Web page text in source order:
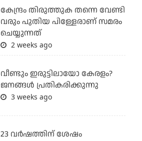
കേന്ദ്രം തിരുത്തുക തന്നെ വേണ്ടി
വരും പുതിയ പിള്ളേരാണ് സമരം
ചെയ്യുന്നത്
2 weeks ago
വീണ്ടും ഇരുട്ടിലായോ കേരളം?
ജനങ്ങൾ പ്രതികരിക്കുന്നു
3 weeks ago
23 വർഷത്തിന് ശേഷം